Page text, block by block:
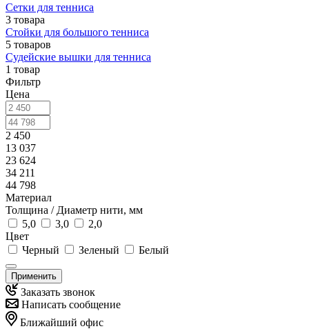
Сетки для тенниса
3 товара
Стойки для большого тенниса
5 товаров
Судейские вышки для тенниса
1 товар
Фильтр
Цена
2 450
13 037
23 624
34 211
44 798
Материал
Толщина / Диаметр нити, мм
5,0
3,0
2,0
Цвет
Черный
Зеленый Белый
Применить
Заказать звонок
Написать сообщение
Ближайший офис